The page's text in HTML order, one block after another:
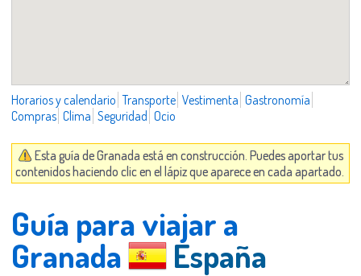
Horarios y calendario Transporte Vestimenta Gastronomía
Compras Clima Seguridad Ocio
Esta guía de Granada está en construcción. Puedes aportar tus
contenidos haciendo clic en el lápiz que aparece en cada apartado.
Guía para viajar a
Granada
España